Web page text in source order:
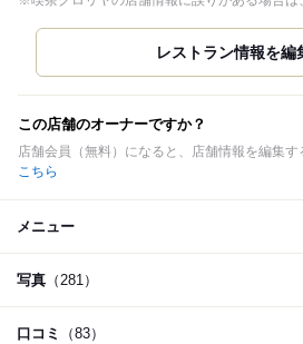
この店舗のオーナーですか？
店舗会員（無料）になると、店舗情報を編集す
こちら
メニュー
写真 （281）
口コミ （83）